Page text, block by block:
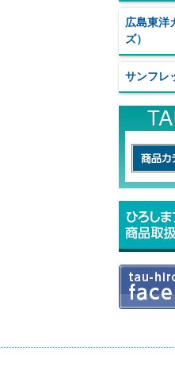
広島東洋
ズ）
サンフレ